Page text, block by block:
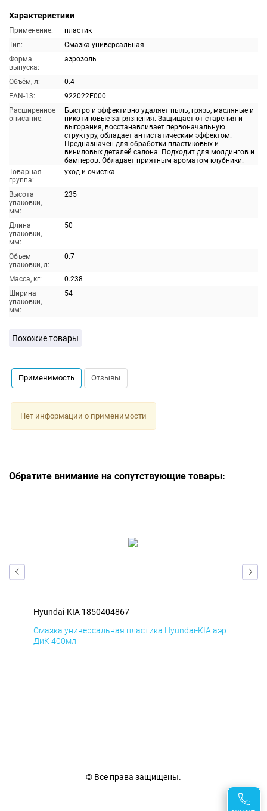
Характеристики
Применение:
пластик
Тип:
Смазка универсальная
Форма
выпуска:
аэрозоль
Объём, л:
0.4
EAN-13:
922022E000
Расширенное
описание:
Быстро и эффективно удаляет пыль, грязь, масляные и
никотиновые загрязнения. Защищает от старения и
выгорания, восстанавливает первоначальную
структуру, обладает антистатическим эффектом.
Предназначен для обработки пластиковых и
виниловых деталей салона. Подходит для молдингов и
бамперов. Обладает приятным ароматом клубники.
Товарная
группа:
уход и очистка
Высота
упаковки,
мм:
235
Длина
упаковки,
мм:
50
Объем
упаковки, л:
0.7
Масса, кг:
0.238
Ширина
упаковки,
мм:
54
Похожие товары
Применимость Отзывы
Нет информации о применимости
Обратите внимание на сопутствующие товары:
Hyundai-KIA 1850404867
Смазка универсальная пластика Hyundai-KIA аэр
ДиК 400мл
© Все права защищены.